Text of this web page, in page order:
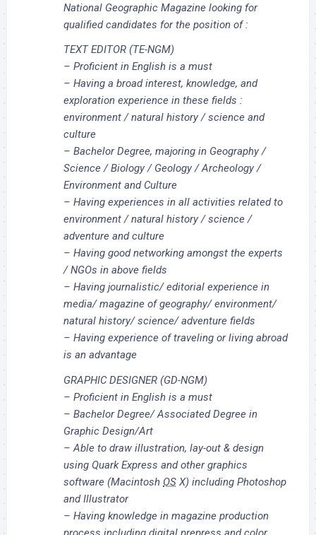
National Geographic Magazine looking for
qualified candidates for the position of :
TEXT EDITOR (TE-NGM)
– Proficient in English is a must
– Having a broad interest, knowledge, and
exploration experience in these fields :
environment / natural history / science and
culture
– Bachelor Degree, majoring in Geography /
Science / Biology / Geology / Archeology /
Environment and Culture
– Having experiences in all activities related to
environment / natural history / science /
adventure and culture
– Having good networking amongst the experts
/ NGOs in above fields
– Having journalistic/ editorial experience in
media/ magazine of geography/ environment/
natural history/ science/ adventure fields
– Having experience of traveling or living abroad
is an advantage
GRAPHIC DESIGNER (GD-NGM)
– Proficient in English is a must
– Bachelor Degree/ Associated Degree in
Graphic Design/Art
– Able to draw illustration, lay-out & design
using Quark Express and other graphics
software (Macintosh OS X) including Photoshop
and Illustrator
– Having knowledge in magazine production